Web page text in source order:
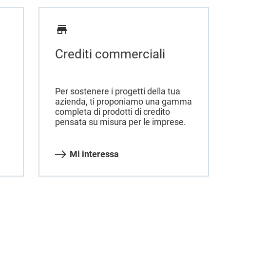
Crediti commerciali
Per sostenere i progetti della tua
azienda, ti proponiamo una gamma
completa di prodotti di credito
pensata su misura per le imprese.
Mi interessa